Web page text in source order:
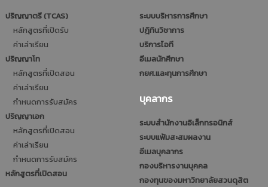
ปริญญาตรี (TCAS)
หลักสูตรที่เปิดรับ
ค่าเล่าเรียน
ปริญญาโท
หลักสูตรที่เปิดสอน
ค่าเล่าเรียน
กำหนดการรับสมัคร
ปริญญาเอก
หลักสูตรที่เปิดสอน
ค่าเล่าเรียน
กำหนดการรับสมัคร
หลักสูตรที่เปิดสอน
ระบบบริหารการศึกษา
ปฎิทินวิชาการ
บริการไอที
อีเมลนักศึกษา
กยศ.และทุนการศึกษา
บุคลากร
ระบบสำนักงานอิเล็กทรอนิกส์
ระบบแฟ้มสะสมผลงาน
อีเมลบุคลากร
กองบริหารงานบุคคล
กองทุนของมหาวิทยาลัยสวนดุสิต